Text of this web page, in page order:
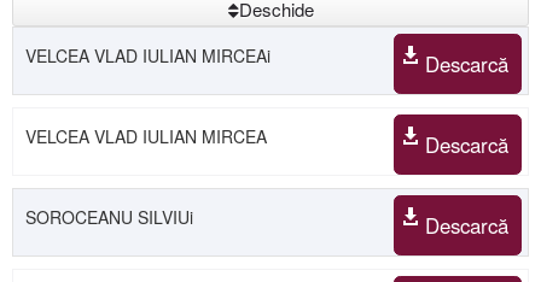
Deschide
VELCEA VLAD IULIAN MIRCEAi Descarcă
VELCEA VLAD IULIAN MIRCEA Descarcă
SOROCEANU SILVIUi Descarcă